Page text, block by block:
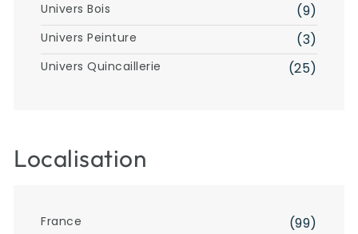
Univers Bois (9)
Univers Peinture (3)
Univers Quincaillerie (25)
Localisation
France (99)